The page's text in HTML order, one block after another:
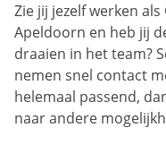
Zie jij jezelf werken
Apeldoorn en heb jij
draaien in het team?
nemen snel contact
helemaal passend,
naar andere